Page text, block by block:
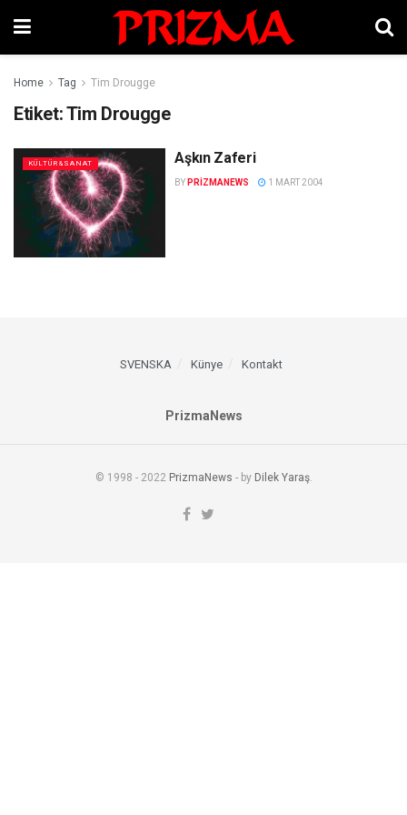
Home Tag Tim Drougge
Etiket:Tim Drougge
KÜLTÜR&SANAT Aşkın Zaferi
BY PRIZMANEWS 1 MART 2004
SVENSKA Künye Kontakt
PrizmaNews
© 1998 - 2022 PrizmaNews - by Dilek Yaraş.